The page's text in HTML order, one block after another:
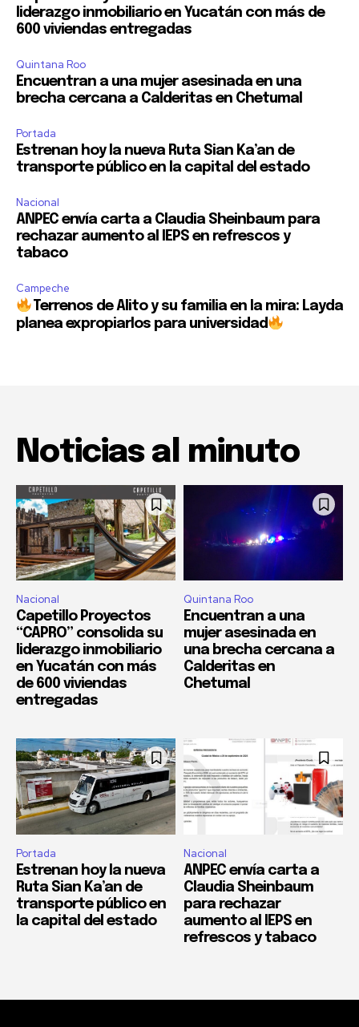
liderazgo inmobiliario en Yucatán con más de
600 viviendas entregadas
Quintana Roo
Encuentran a una mujer asesinada en una
brecha cercana a Calderitas en Chetumal
Portada
Estrenan hoy la nueva Ruta Sian Ka’an de
transporte público en la capital del estado
Nacional
ANPEC envía carta a Claudia Sheinbaum para
rechazar aumento al IEPS en refrescos y
tabaco
Campeche
Terrenos de Alito y su familia en la mira: Layda
planea expropiarlos para universidad
Noticias al minuto
Nacional
Capetillo Proyectos
“CAPRO” consolida su
liderazgo inmobiliario
en Yucatán con más
de 600 viviendas
entregadas
Quintana Roo
Encuentran a una
mujer asesinada en
una brecha cercana a
Calderitas en
Chetumal
Portada
Estrenan hoy la nueva
Ruta Sian Ka’an de
transporte público en
la capital del estado
Nacional
ANPEC envía carta a
Claudia Sheinbaum
para rechazar
aumento al IEPS en
refrescos y tabaco